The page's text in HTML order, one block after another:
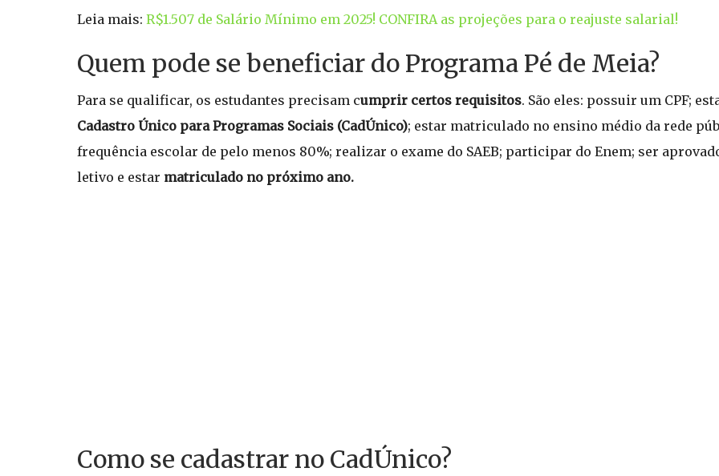
Leia mais: R$1.507 de Salário Mínimo em 2025! CONFIRA as projeções para o reajuste salarial!
Quem pode se beneficiar do Programa Pé de Meia?
Para se qualificar, os estudantes precisam cumprir certos requisitos. São eles: possuir um CPF;
Cadastro Único para Programas Sociais (CadÚnico); estar matriculado no ensino médio da rede
frequência escolar de pelo menos 80%; realizar o exame do SAEB; participar do Enem; ser
letivo e estar matriculado no próximo ano.
Como se cadastrar no CadÚnico?